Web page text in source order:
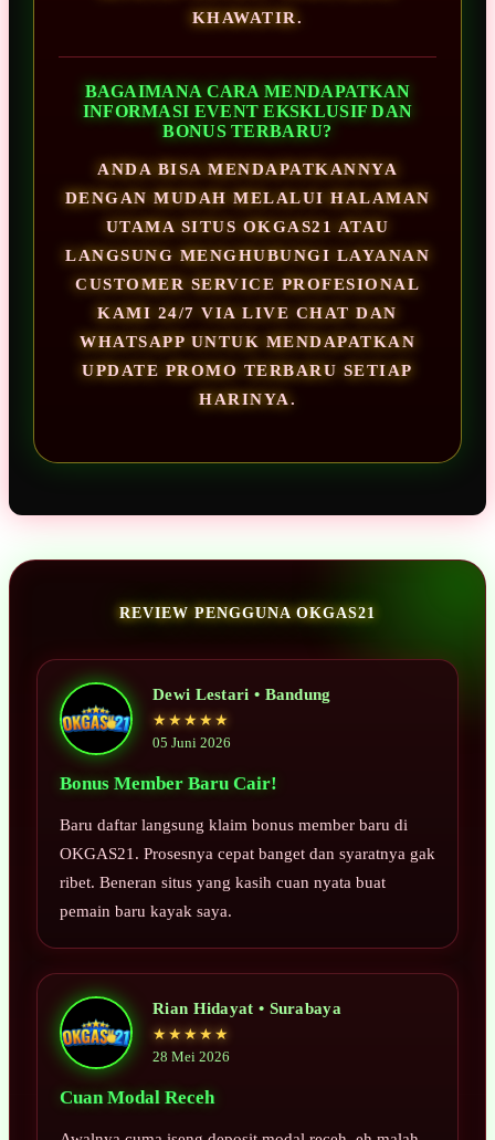
KHAWATIR.
BAGAIMANA CARA MENDAPATKAN
INFORMASI EVENT EKSKLUSIF DAN
BONUS TERBARU?
ANDA BISA MENDAPATKANNYA
DENGAN MUDAH MELALUI HALAMAN
UTAMA SITUS OKGAS21 ATAU
LANGSUNG MENGHUBUNGI LAYANAN
CUSTOMER SERVICE PROFESIONAL
KAMI 24/7 VIA LIVE CHAT DAN
WHATSAPP UNTUK MENDAPATKAN
UPDATE PROMO TERBARU SETIAP
HARINYA.
REVIEW PENGGUNA OKGAS21
Dewi Lestari • Bandung
★★★★★
05 Juni 2026
Bonus Member Baru Cair!
Baru daftar langsung klaim bonus member baru di
OKGAS21. Prosesnya cepat banget dan syaratnya gak
ribet. Beneran situs yang kasih cuan nyata buat
pemain baru kayak saya.
Rian Hidayat • Surabaya
★★★★★
28 Mei 2026
Cuan Modal Receh